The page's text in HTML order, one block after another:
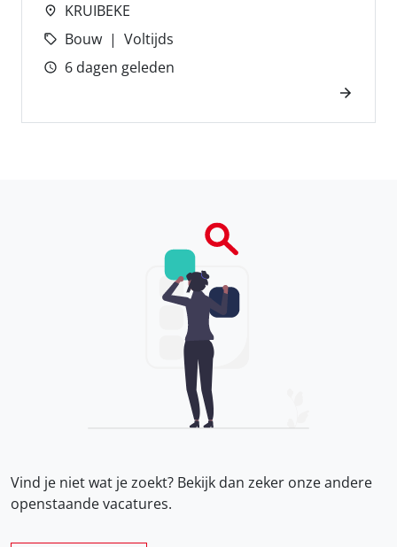
KRUIBEKE
Bouw
Voltijds
6 dagen geleden
Vind je niet wat je zoekt? Bekijk dan zeker onzeandere
openstaande vacatures.